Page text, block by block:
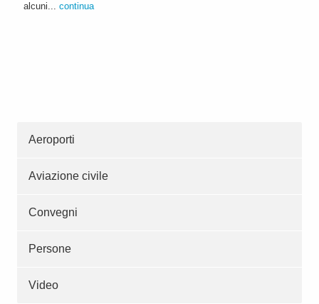
alcuni... continua
Aeroporti
Aviazione civile
Convegni
Persone
Video